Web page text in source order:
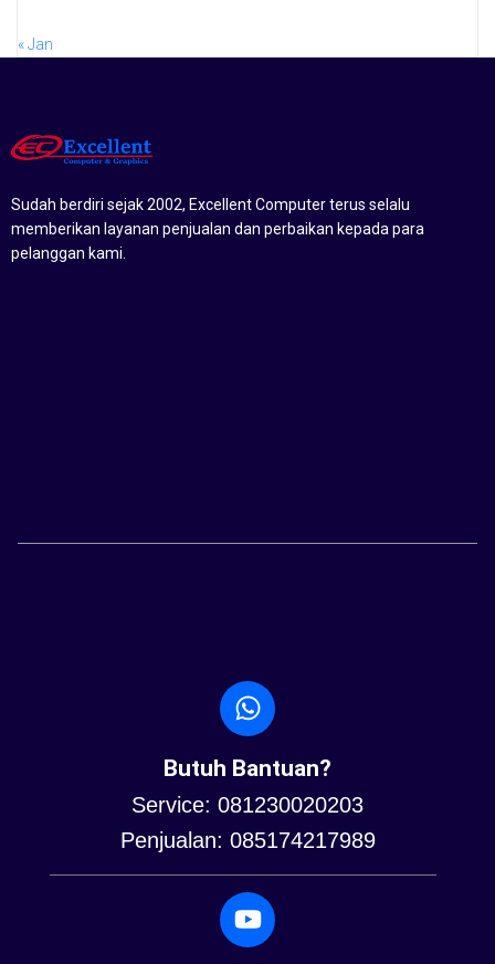
« Jan
Sudah berdiri sejak 2002, Excellent Computer terus selalu
memberikan layanan penjualan dan perbaikan kepada para
pelanggan kami.
Butuh Bantuan?
Service: 081230020203
Penjualan: 085174217989